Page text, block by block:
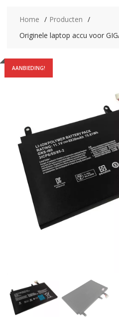
Home
Producten
Originele laptop accu voor
AANBIEDING!